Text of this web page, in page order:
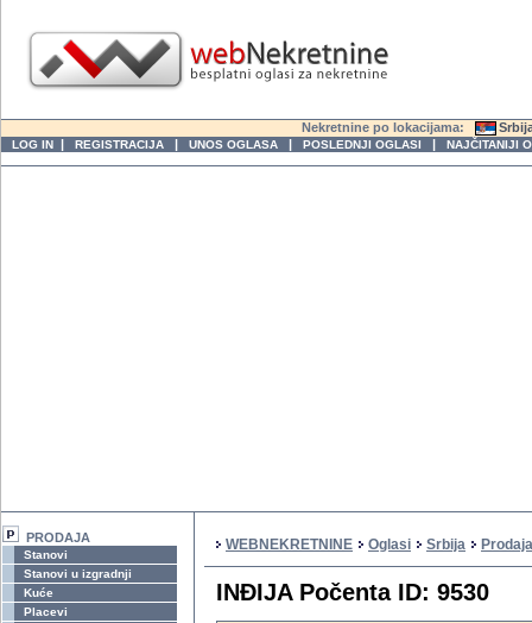
Nekretnine po lokacijama:
LOG IN | REGISTRACIJA | UNOS OGLASA | POSLEDNJI OGLASI | NAJČITANIJI
PRODAJA
Stanovi
Stanovi u izgradnji
Kuće
Placevi
WEBNEKRETNINE Oglasi Srbija
INĐIJA Počenta ID: 9530